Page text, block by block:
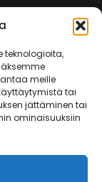
teknologioita,
meille
tai
jättäminen tai
ominaisuuksiin